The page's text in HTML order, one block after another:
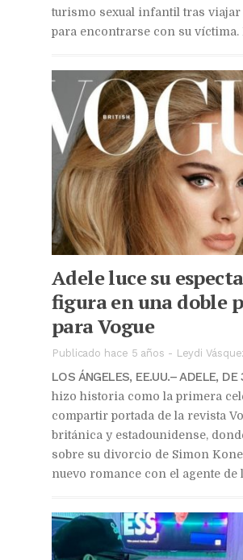
turismo sexual infantil tras viajar
para encontrarse con su víctima.
Adele luce su
figura en una doble
para Vogue
Publicado hace 5 años - Leydi
LOS ÁNGELES, EE.UU.– ADELE, DE
hizo historia como la primera
compartir portada de la revista
británica y estadounidense,
sobre su divorcio de Simon
nuevo romance con el agente de